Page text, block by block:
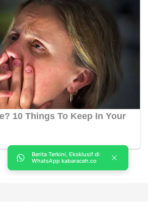
Berita Terkini, Eksklusif di
WhatsApp kabaraceh.co